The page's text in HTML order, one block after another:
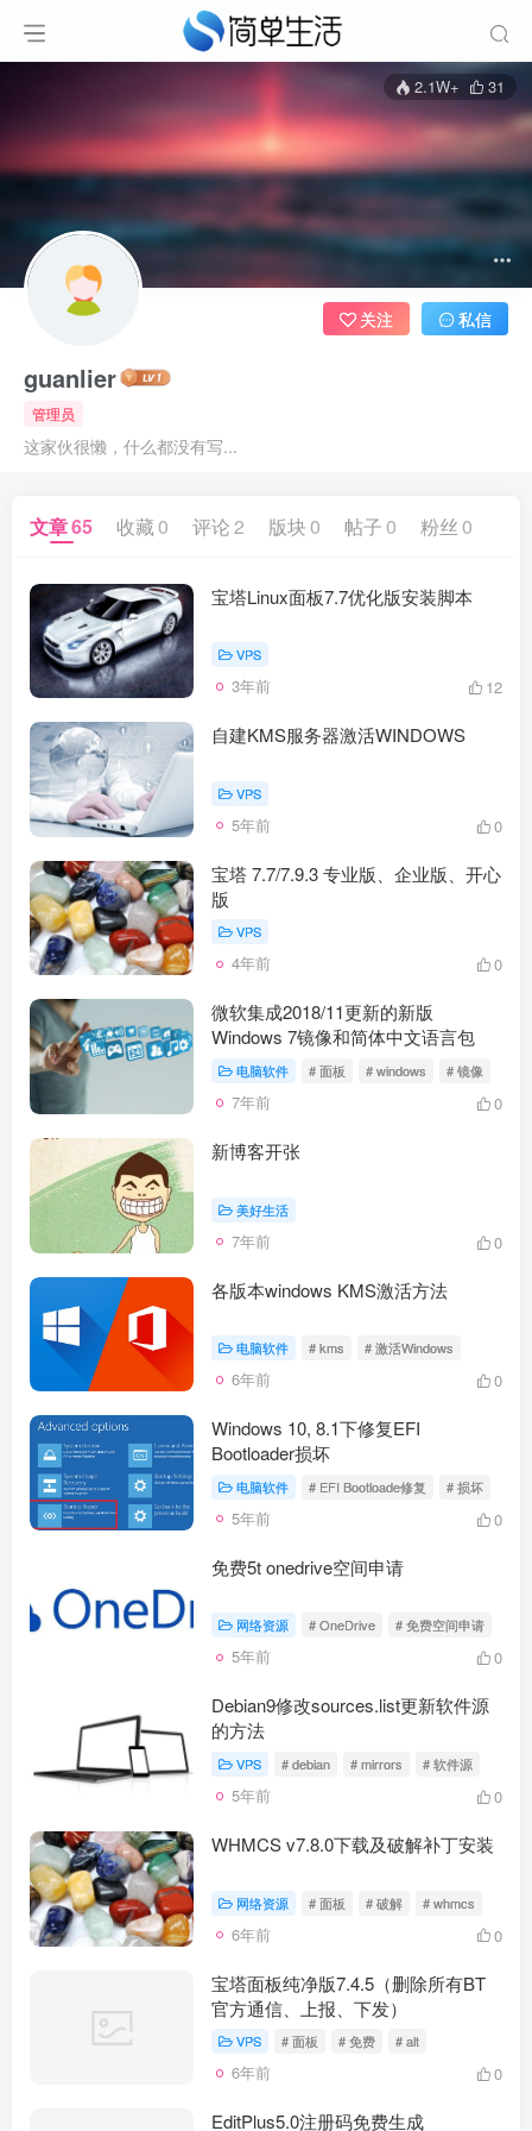
2.1W+ 31
guanlier
管理员
这家伙很懒，什么都没有写...
关注 私信
文章65 收藏 0 评论 2 版块 0 帖子 0 粉丝 0
宝塔Linux面板7.7优化版安装脚本
VPS
3年前 12
自建KMS服务器激活WINDOWS
VPS
5年前 0
宝塔 7.7/7.9.3 专业版、企业版、开心
版
VPS
4年前 0
微软集成2018/11更新的新版
Windows 7镜像和简体中文语言包
电脑软件 # 面板 # windows # 镜像
7年前 0
新博客开张
美好生活
7年前 0
各版本windows KMS激活方法
电脑软件 # kms # 激活Windows
6年前 0
Windows 10, 8.1下修复EFI
Bootloader损坏
电脑软件 # EFI Bootloade修复 # 损坏
5年前 0
免费5t onedrive空间申请
网络资源 # OneDrive # 免费空间申请
5年前 0
Debian9修改sources.list更新软件源
的方法
VPS # debian # mirrors # 软件源
5年前 0
WHMCS v7.8.0下载及破解补丁安装
网络资源 # 面板 # 破解 # whmcs
6年前 0
宝塔面板纯净版7.4.5（删除所有BT
官方通信、上报、下发）
VPS # 面板 # 免费 # alt
6年前 0
EditPlus5.0注册码免费生成